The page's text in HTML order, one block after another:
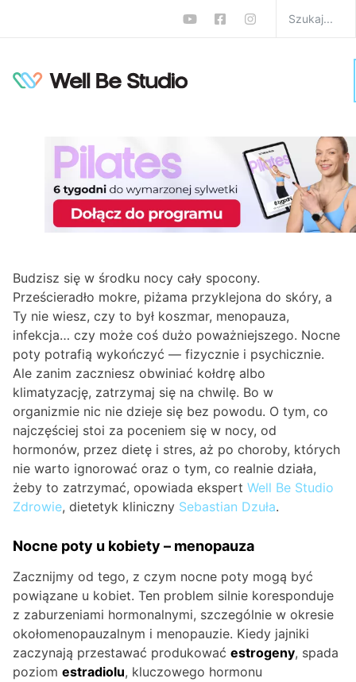
Nocne poty u kobiet i
przyczyny
Porady na zdrowie,Zdrowie
Sebastian Dzuła
0 komentarzy
Budzisz się w środku nocy cały spocony.
Prześcieradło mokre, piżama przyklejona do skóry, a
Ty nie wiesz, czy to był koszmar, menopauza,
infekcja… czy może coś dużo poważniejszego. Nocne
poty potrafią wykończyć — fizycznie i psychicznie.
Ale zanim zaczniesz obwiniać kołdrę albo
klimatyzację, zatrzymaj się na chwilę. Bo w
organizmie nic nie dzieje się bez powodu. O tym, co
najczęściej stoi za poceniem się w nocy, od
hormonów, przez dietę i stres, aż po choroby, których
nie warto ignorować oraz o tym, co realnie działa,
żeby to zatrzymać, opowiada ekspert Well Be Studio
Zdrowie, dietetyk kliniczny Sebastian Dzuła.
Nocne poty u kobiety – menopauza
Zacznijmy od tego, z czym nocne poty mogą być
powiązane u kobiet. Ten problem silnie koresponduje
z zaburzeniami hormonalnymi, szczególnie w okresie
okołomenopauzalnym i menopauzie. Kiedy jajniki
zaczynają przestawać produkować estrogeny, spada
poziom estradiolu, kluczowego hormonu